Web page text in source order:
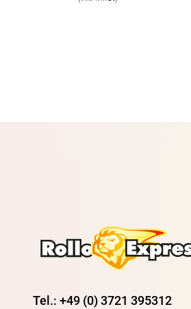
Tel.: +49 (0) 3721 395312